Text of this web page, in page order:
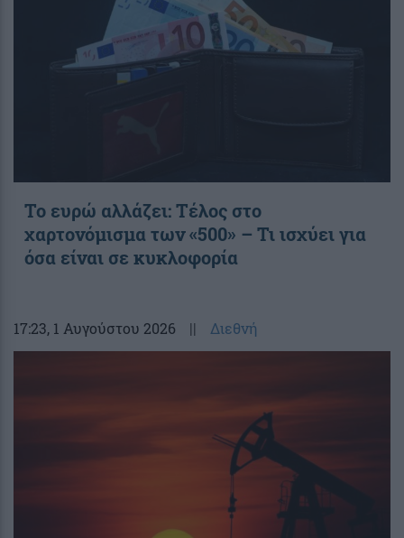
Το ευρώ αλλάζει: Τέλος στο
χαρτονόμισμα των «500» – Τι ισχύει για
όσα είναι σε κυκλοφορία
17:23, 1 Αυγούστου 2026 || Διεθνή